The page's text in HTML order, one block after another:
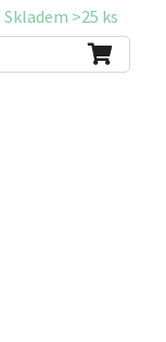
Skladem >25 ks